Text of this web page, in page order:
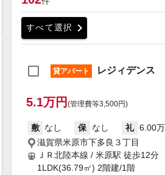
すべて選択 chevron_right
貸アパート レジィデンス
5.1万円 (管理費等3,500円)
敷 なし 保 なし 礼 6.00
滋賀県米原市下多良３丁目
ＪＲ北陸本線 / 米原駅 徒歩12分
1LDK(36.79㎡) 2階建/1階